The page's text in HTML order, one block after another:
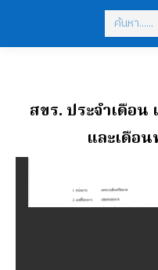
Search:
สขร. ประจําเดือน
และเดือ